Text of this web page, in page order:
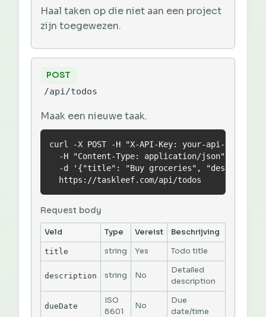
Haal taken op die niet aan een project
zijn toegewezen.
POST
/api/todos
Maak een nieuwe taak.
curl -X POST -H "X-API-Key: your-api-key" \
  -H "Content-Type: application/json" \
-d '{"title": "Buy groceries",
  https://taskleef.com/api/todos
Request body
Veld Type Vereist Beschrijving
title string Yes Todo title
description string No
Detailed
description
dueDate
ISO
8601
No
Due
date/time